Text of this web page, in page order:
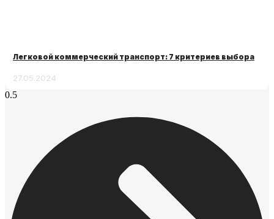
Легковой коммерческий транспорт: 7 критериев выбора
27.05.2024